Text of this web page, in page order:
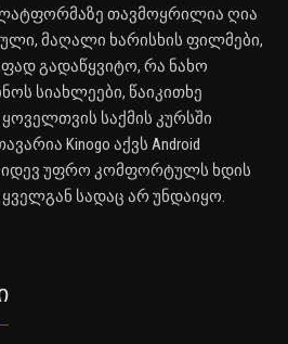
თავმოყრილია ღია
მაღალი ხარისხის ფილმები,
გადაწყვიტო, რა ნახო
სიახლეები, წაიკითხე
საქმის კურსში
Kinogo აქვს Android
უფრო კომფორტულს ხდის
სადაც არ უნდაიყო.